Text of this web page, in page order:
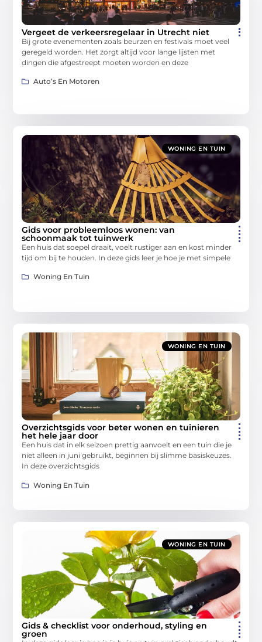
Vergeet de verkeersregelaar in Utrecht niet
Bij grote evenementen zoals beurzen en festivals moet veel
geregeld worden. Het zorgt altijd voor lange lijsten met
dingen die afgestreept moeten worden en deze
Auto’s En Motoren
WONING EN TUIN
Gids voor probleemloos wonen: van
schoonmaak tot tuinwerk
Een huis dat soepel draait, voelt rustiger aan en kost minder
tijd om bij te houden. In deze gids leer je hoe je met simpele
Woning En Tuin
WONING EN TUIN
Overzichtsgids voor beter wonen en tuinieren
het hele jaar door
Een huis dat in elk seizoen prettig aanvoelt en een tuin die je
niet alleen in juni gebruikt, beginnen bij slimme basiskeuzes.
In deze overzichtsgids
Woning En Tuin
WONING EN TUIN
Gids & checklist voor onderhoud, styling en
groen